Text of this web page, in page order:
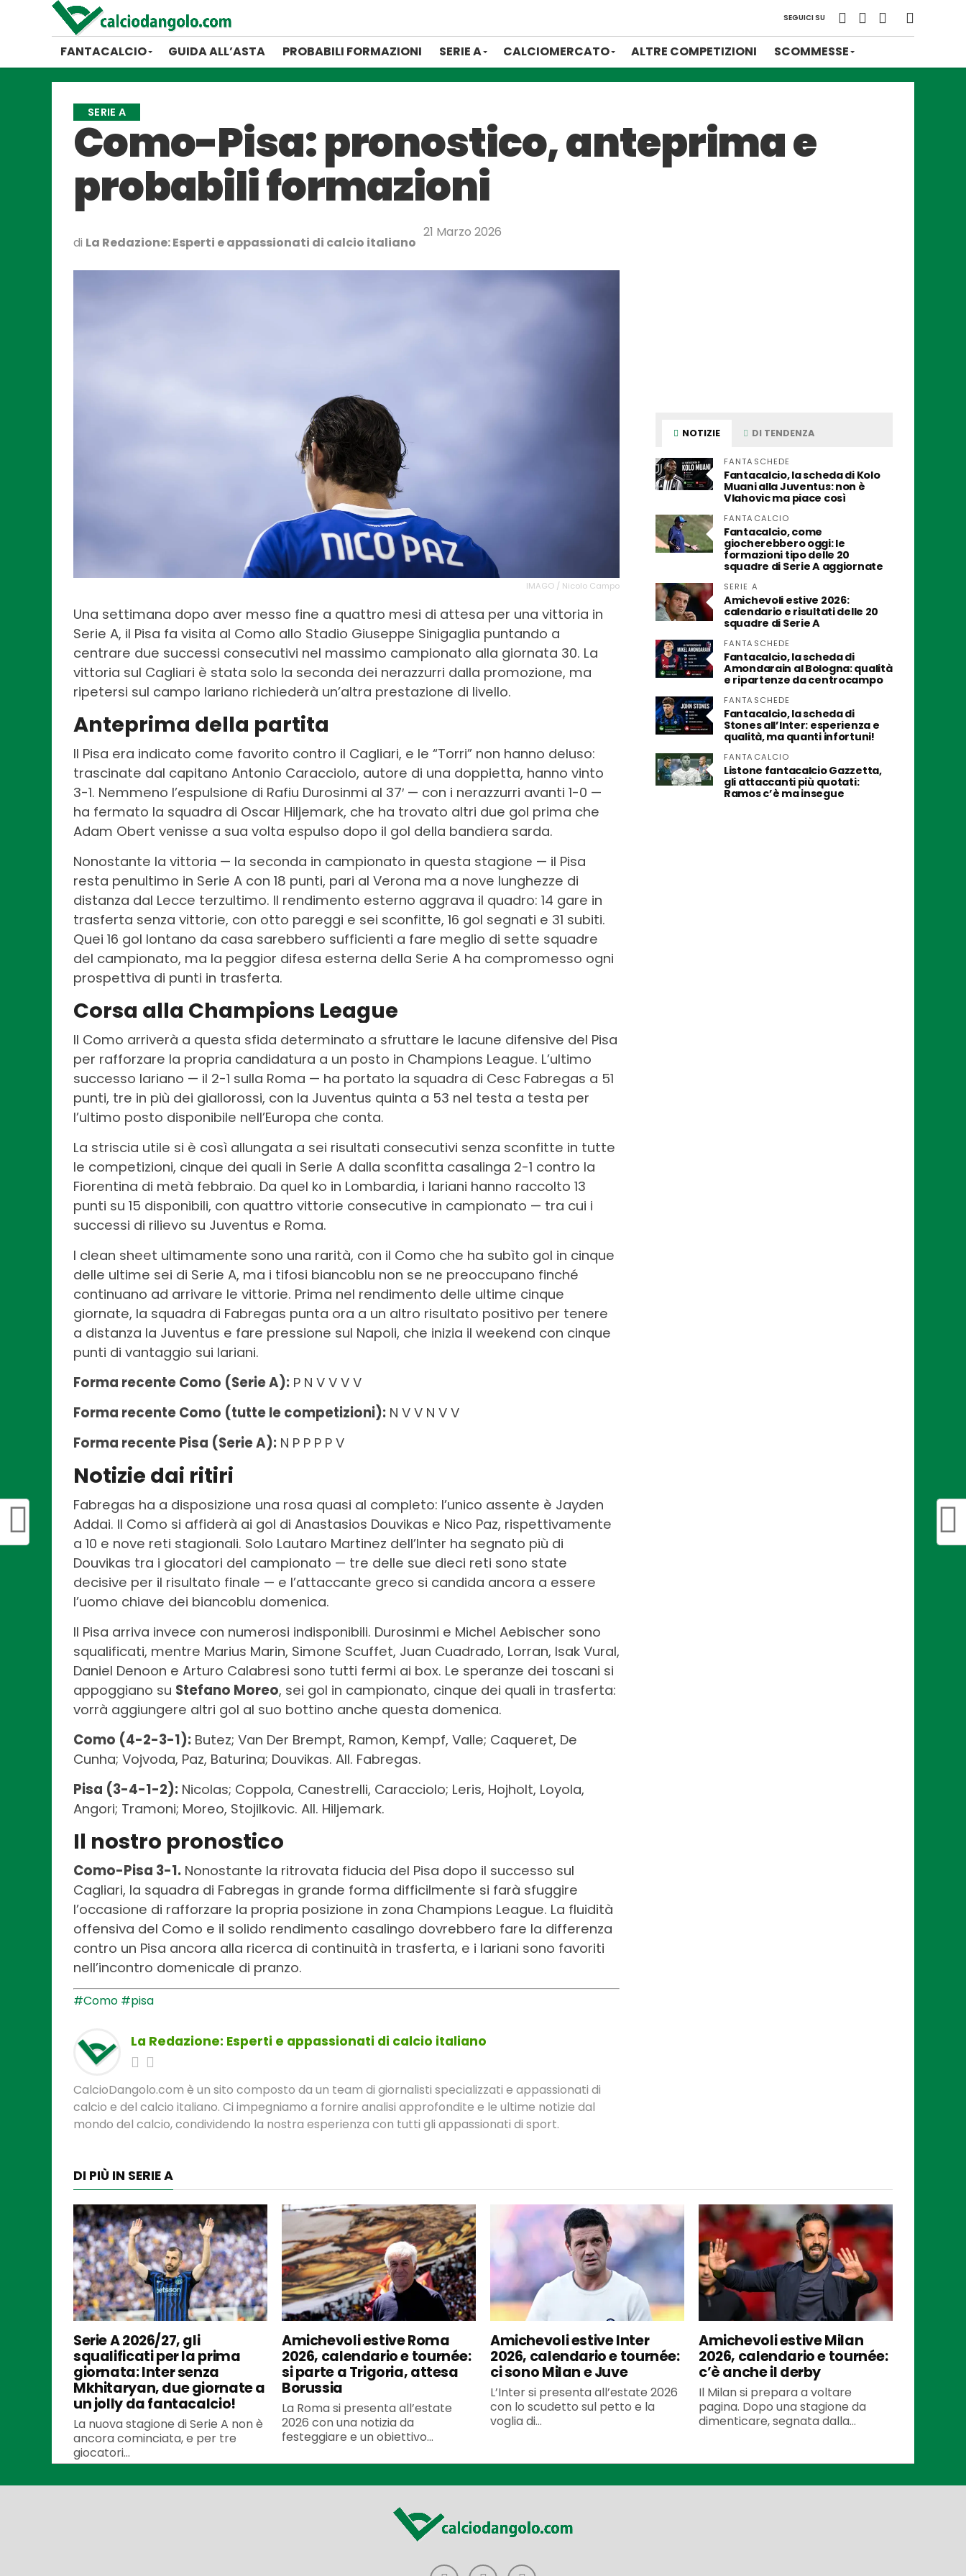
SEGUICI SU
FANTACALCIO GUIDA ALL’ASTA PROBABILI FORMAZIONI SERIE A CALCIOMERCATO ALTRE COMPETIZIONI SCOMMESSE
SERIE A
Como-Pisa: pronostico, anteprima e
probabili formazioni
di La Redazione: Esperti e appassionati di calcio italiano
21 Marzo 2026
IMAGO / Nicolo Campo
Una settimana dopo aver messo fine a quattro mesi di attesa per una vittoria in
Serie A, il Pisa fa visita al Como allo Stadio Giuseppe Sinigaglia puntando a
centrare due successi consecutivi nel massimo campionato alla giornata 30. La
vittoria sul Cagliari è stata solo la seconda dei nerazzurri dalla promozione, ma
ripetersi sul campo lariano richiederà un’altra prestazione di livello.
Anteprima della partita
Il Pisa era indicato come favorito contro il Cagliari, e le “Torri” non hanno deluso:
trascinate dal capitano Antonio Caracciolo, autore di una doppietta, hanno vinto
3-1. Nemmeno l’espulsione di Rafiu Durosinmi al 37′ — con i nerazzurri avanti 1-0 —
ha fermato la squadra di Oscar Hiljemark, che ha trovato altri due gol prima che
Adam Obert venisse a sua volta espulso dopo il gol della bandiera sarda.
Nonostante la vittoria — la seconda in campionato in questa stagione — il Pisa
resta penultimo in Serie A con 18 punti, pari al Verona ma a nove lunghezze di
distanza dal Lecce terzultimo. Il rendimento esterno aggrava il quadro: 14 gare in
trasferta senza vittorie, con otto pareggi e sei sconfitte, 16 gol segnati e 31 subiti.
Quei 16 gol lontano da casa sarebbero sufficienti a fare meglio di sette squadre
del campionato, ma la peggior difesa esterna della Serie A ha compromesso ogni
prospettiva di punti in trasferta.
Corsa alla Champions League
Il Como arriverà a questa sfida determinato a sfruttare le lacune difensive del Pisa
per rafforzare la propria candidatura a un posto in Champions League. L’ultimo
successo lariano — il 2-1 sulla Roma — ha portato la squadra di Cesc Fabregas a 51
punti, tre in più dei giallorossi, con la Juventus quinta a 53 nel testa a testa per
l’ultimo posto disponibile nell’Europa che conta.
La striscia utile si è così allungata a sei risultati consecutivi senza sconfitte in tutte
le competizioni, cinque dei quali in Serie A dalla sconfitta casalinga 2-1 contro la
Fiorentina di metà febbraio. Da quel ko in Lombardia, i lariani hanno raccolto 13
punti su 15 disponibili, con quattro vittorie consecutive in campionato — tra cui i
successi di rilievo su Juventus e Roma.
I clean sheet ultimamente sono una rarità, con il Como che ha subìto gol in cinque
delle ultime sei di Serie A, ma i tifosi biancoblu non se ne preoccupano finché
continuano ad arrivare le vittorie. Prima nel rendimento delle ultime cinque
giornate, la squadra di Fabregas punta ora a un altro risultato positivo per tenere
a distanza la Juventus e fare pressione sul Napoli, che inizia il weekend con cinque
punti di vantaggio sui lariani.
Forma recente Como (Serie A): P N V V V V
Forma recente Como (tutte le competizioni): N V V N V V
Forma recente Pisa (Serie A): N P P P P V
Notizie dai ritiri
Fabregas ha a disposizione una rosa quasi al completo: l’unico assente è Jayden
Addai. Il Como si affiderà ai gol di Anastasios Douvikas e Nico Paz, rispettivamente
a 10 e nove reti stagionali. Solo Lautaro Martinez dell’Inter ha segnato più di
Douvikas tra i giocatori del campionato — tre delle sue dieci reti sono state
decisive per il risultato finale — e l’attaccante greco si candida ancora a essere
l’uomo chiave dei biancoblu domenica.
Il Pisa arriva invece con numerosi indisponibili. Durosinmi e Michel Aebischer sono
squalificati, mentre Marius Marin, Simone Scuffet, Juan Cuadrado, Lorran, Isak Vural,
Daniel Denoon e Arturo Calabresi sono tutti fermi ai box. Le speranze dei toscani si
appoggiano su Stefano Moreo, sei gol in campionato, cinque dei quali in trasferta:
vorrà aggiungere altri gol al suo bottino anche questa domenica.
Como (4-2-3-1): Butez; Van Der Brempt, Ramon, Kempf, Valle; Caqueret, De
Cunha; Vojvoda, Paz, Baturina; Douvikas. All. Fabregas.
Pisa (3-4-1-2): Nicolas; Coppola, Canestrelli, Caracciolo; Leris, Hojholt, Loyola,
Angori; Tramoni; Moreo, Stojilkovic. All. Hiljemark.
Il nostro pronostico
Como-Pisa 3-1. Nonostante la ritrovata fiducia del Pisa dopo il successo sul
Cagliari, la squadra di Fabregas in grande forma difficilmente si farà sfuggire
l’occasione di rafforzare la propria posizione in zona Champions League. La fluidità
offensiva del Como e il solido rendimento casalingo dovrebbero fare la differenza
contro un Pisa ancora alla ricerca di continuità in trasferta, e i lariani sono favoriti
nell’incontro domenicale di pranzo.
#Como #pisa
La Redazione: Esperti e appassionati di calcio italiano
CalcioDangolo.com è un sito composto da un team di giornalisti specializzati e appassionati di
calcio e del calcio italiano. Ci impegniamo a fornire analisi approfondite e le ultime notizie dal
mondo del calcio, condividendo la nostra esperienza con tutti gli appassionati di sport.
NOTIZIE DI TENDENZA
FANTASCHEDE
Fantacalcio, la scheda di Kolo
Muani alla Juventus: non è
Vlahovic ma piace così
FANTACALCIO
Fantacalcio, come
giocherebbero oggi: le
formazioni tipo delle 20
squadre di Serie A aggiornate
SERIE A
Amichevoli estive 2026:
calendario e risultati delle 20
squadre di Serie A
FANTASCHEDE
Fantacalcio, la scheda di
Amondarain al Bologna: qualità
e ripartenze da centrocampo
FANTASCHEDE
Fantacalcio, la scheda di
Stones all’Inter: esperienza e
qualità, ma quanti infortuni!
FANTACALCIO
Listone fantacalcio Gazzetta,
gli attaccanti più quotati:
Ramos c’è ma insegue
DI PIÙ IN SERIE A
Serie A 2026/27, gli
squalificati per la prima
giornata: Inter senza
Mkhitaryan, due giornate a
un jolly da fantacalcio!
La nuova stagione di Serie A non è
ancora cominciata, e per tre
giocatori...
Amichevoli estive Roma
2026, calendario e tournée:
si parte a Trigoria, attesa
Borussia
La Roma si presenta all’estate
2026 con una notizia da
festeggiare e un obiettivo...
Amichevoli estive Inter
2026, calendario e tournée:
ci sono Milan e Juve
L’Inter si presenta all’estate 2026
con lo scudetto sul petto e la
voglia di...
Amichevoli estive Milan
2026, calendario e tournée:
c’è anche il derby
Il Milan si prepara a voltare
pagina. Dopo una stagione da
dimenticare, segnata dalla...